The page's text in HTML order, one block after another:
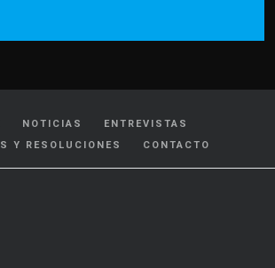
NOTICIAS
ENTREVISTAS
Y RESOLUCIONES
CONTACTO